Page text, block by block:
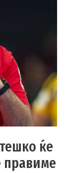
ќе
правиме